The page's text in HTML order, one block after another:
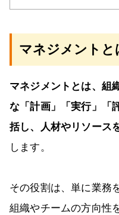
マネジメントと
マネジメントとは、組
な「計画」「実行」「
括し、人材やリソース
します。
その役割は、単に業務
組織やチームの方向性